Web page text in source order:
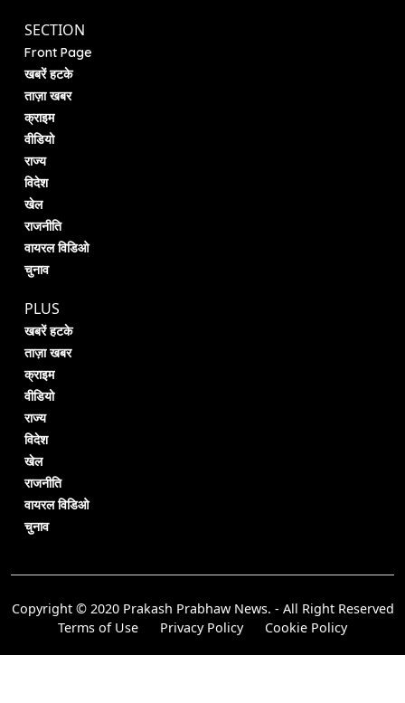
SECTION
Front Page
खबरें हटके
ताज़ा खबर
क्राइम
वीडियो
राज्य
विदेश
खेल
राजनीति
वायरल विडिओ
चुनाव
PLUS
खबरें हटके
ताज़ा खबर
क्राइम
वीडियो
राज्य
विदेश
खेल
राजनीति
वायरल विडिओ
चुनाव
Copyright © 2020 Prakash Prabhaw News. - All Right Reserved
Terms of Use
Privacy Policy Cookie Policy